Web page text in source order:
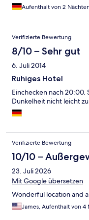
Aufenthalt von 2
Verifizierte Bewertung
8/10 – Sehr gut
6. Juli 2014
Ruhiges Hotel
Einchecken nach 20:00.
Dunkelheit nicht leicht
Verifizierte Bewertung
10/10 –
23. Juli 2026
Mit Google übersetzen
Wonderful location and
James, Aufenthalt von 4